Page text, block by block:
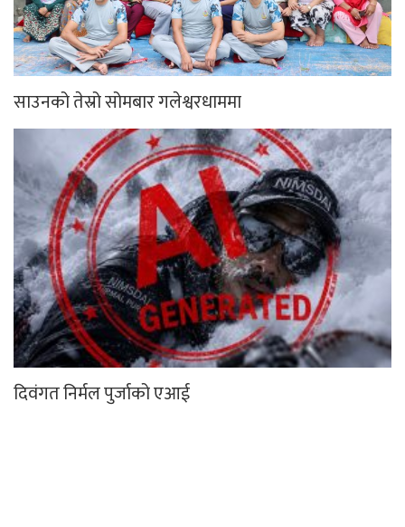
साउनको तेस्रो सोमबार गलेश्वरधाममा
दिवंगत निर्मल पुर्जाको एआई